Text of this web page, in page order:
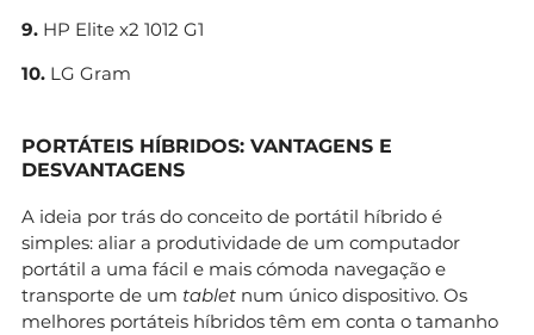
9. HP Elite x2 1012 G1
10. LG Gram
PORTÁTEIS HÍBRIDOS: VANTAGENS E
DESVANTAGENS
A ideia por trás do conceito de portátil híbrido é
simples: aliar a produtividade de um computador
portátil a uma fácil e mais cómoda navegação e
transporte de um tablet num único dispositivo. Os
melhores portáteis híbridos têm em conta o tamanho